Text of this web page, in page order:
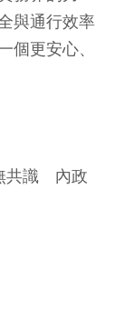
與通行效率
個更安心、
共識 內政